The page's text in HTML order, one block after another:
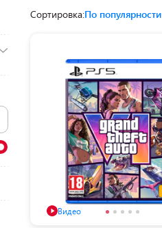
Сортировка:По популярности
Видео